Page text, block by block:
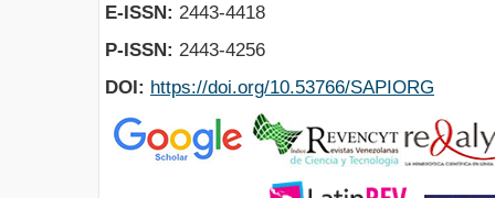
E-ISSN: 2443-4418
P-ISSN: 2443-4256
DOI: https://doi.org/10.53766/SAPIORG